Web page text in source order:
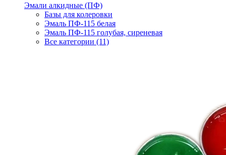
Эмали алкидные (ПФ)
Базы для колеровки
Эмаль ПФ-115 белая
Эмаль ПФ-115 голубая, сиреневая
Все категории (11)